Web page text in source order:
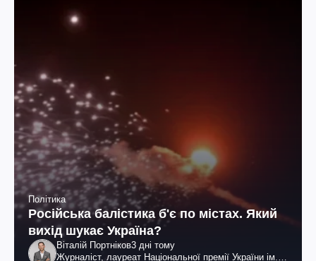
Політика
Російська балістика б'є по містах. Який
вихід шукає Україна?
Віталій Портніков3 дні тому
Журналіст, лауреат Національної премії України ім.